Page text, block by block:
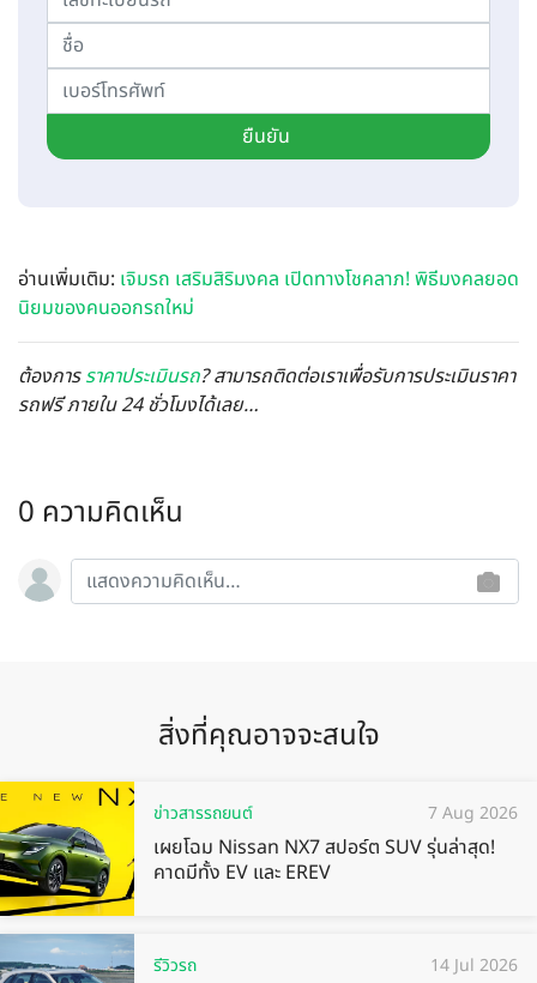
ยืนยัน
อ่านเพิ่มเติม: เจิมรถ เสริมสิริมงคล เปิดทางโชคลาภ! พิธีมงคลยอด
นิยมของคนออกรถใหม่
ต้องการราคาประเมินรถ? สามารถติดต่อเราเพื่อรับการประเมินราคา
รถฟรี ภายใน 24 ชั่วโมงได้เลย…
0 ความคิดเห็น
สิ่งที่คุณอาจจะสนใจ
ข่าวสารรถยนต์ 7 Aug 2026
เผยโฉม Nissan NX7 สปอร์ต SUV รุ่นล่าสุด!
คาดมีทั้ง EV และ EREV
รีวิวรถ 14 Jul 2026